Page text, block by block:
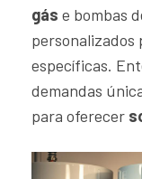
gás e bombas
personalizados
específicas.
demandas
para oferecer